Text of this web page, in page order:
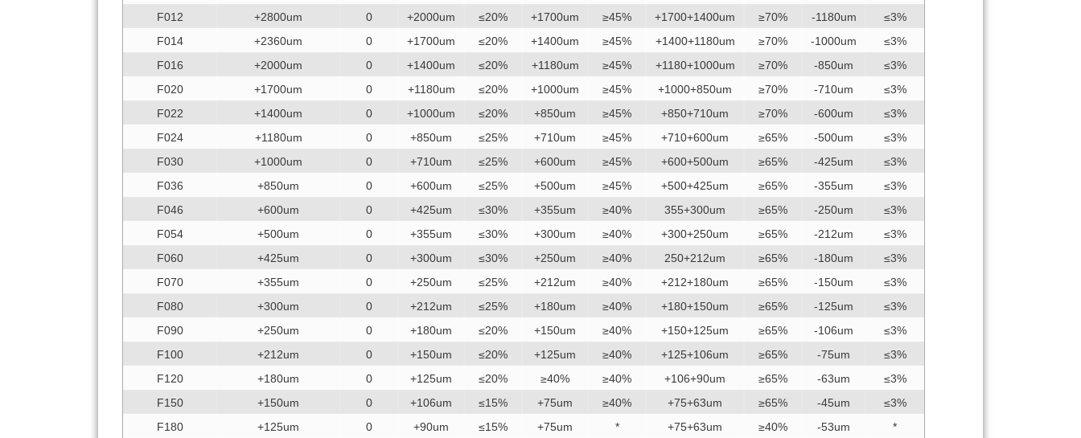
F012
+2800um 0 +2000um ≤20% +1700um ≥45% +1700+1400um ≥70% -1180um
≤3%
F014
+2360um 0 +1700um ≤20% +1400um ≥45% +1400+1180um ≥70% -1000um
≤3%
F016
+2000um 0 +1400um ≤20% +1180um ≥45% +1180+1000um ≥70% -850um
≤3%
F020
+1700um 0 +1180um ≤20% +1000um ≥45% +1000+850um ≥70% -710um
≤3%
F022
+1400um 0 +1000um ≤20% +850um ≥45% +850+710um ≥70% -600um
≤3%
F024
+1180um 0 +850um ≤25% +710um ≥45% +710+600um ≥65% -500um
≤3%
F030
+1000um 0 +710um ≤25% +600um ≥45% +600+500um ≥65% -425um
≤3%
F036
+850um 0 +600um ≤25% +500um ≥45% +500+425um ≥65% -355um
≤3%
F046
+600um 0 +425um ≤30% +355um ≥40% 355+300um ≥65% -250um
≤3%
F054
+500um 0 +355um ≤30% +300um ≥40% +300+250um ≥65% -212um
≤3%
F060
+425um 0 +300um ≤30% +250um ≥40% 250+212um ≥65% -180um
≤3%
F070
+355um 0 +250um ≤25% +212um ≥40% +212+180um ≥65% -150um
≤3%
F080
+300um 0 +212um ≤25% +180um ≥40% +180+150um ≥65% -125um
≤3%
F090
+250um 0 +180um ≤20% +150um ≥40% +150+125um ≥65% -106um
≤3%
F100
+212um 0 +150um ≤20% +125um ≥40% +125+106um ≥65% -75um
≤3%
F120
+180um 0 +125um ≤20% ≥40% ≥40% +106+90um ≥65% -63um
≤3%
F150
+150um 0 +106um ≤15% +75um ≥40% +75+63um ≥65% -45um
≤3%
F180
+125um 0 +90um ≤15% +75um * +75+63um ≥40% -53um
*